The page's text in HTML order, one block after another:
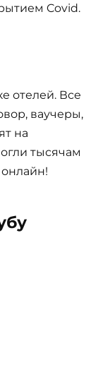
Covid.
отелей. Все
ваучеры,
на
тысячам